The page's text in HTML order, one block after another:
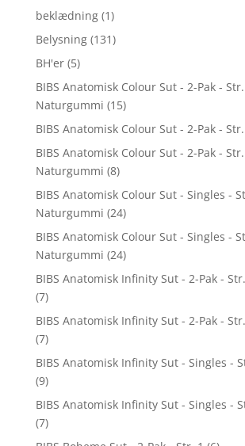
beklædning (1)
Belysning (131)
BH'er (5)
BIBS Anatomisk Colour Sut - 2-Pak -
Naturgummi (15)
BIBS Anatomisk Colour Sut - 2-Pak -
BIBS Anatomisk Colour Sut - 2-Pak -
Naturgummi (8)
BIBS Anatomisk Colour Sut - Singles -
Naturgummi (24)
BIBS Anatomisk Colour Sut - Singles -
Naturgummi (24)
BIBS Anatomisk Infinity Sut - 2-Pak -
(7)
BIBS Anatomisk Infinity Sut - 2-Pak -
(7)
BIBS Anatomisk Infinity Sut - Singles -
(9)
BIBS Anatomisk Infinity Sut - Singles -
(7)